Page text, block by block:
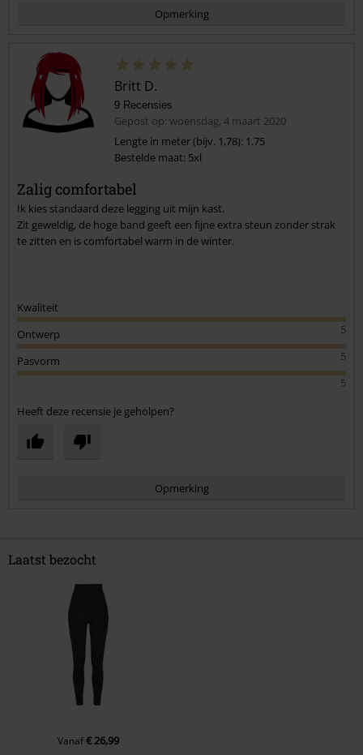
Opmerking
Commentaar versturen
Britt D.
9 Recensies
Gepost op: woensdag, 4 maart 2020
Lengte in meter (bijv. 1,78): 1.75
Bestelde maat: 5xl
Zalig comfortabel
Ik kies standaard deze legging uit mijn kast.
Zit geweldig, de hoge band geeft een fijne extra steun zonder strak
te zitten en is comfortabel warm in de winter.
Kwaliteit
5
Ontwerp
5
Pasvorm
5
Heeft deze recensie je geholpen?
Opmerking
Commentaar versturen
Laatst bezocht
Vanaf€ 26,99